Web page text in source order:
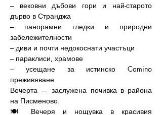
– вековни дъбови гори и най-старото
дърво в Странджа
– панорамни гледки и природни
забележителности
– диви и почти недокоснати участъци
– параклиси, храмове
– усещане за истинско Camino
преживяване
Вечерта — заслужена почивка в района
на Писменово.
🍽️ Вечеря и нощувка в красивия